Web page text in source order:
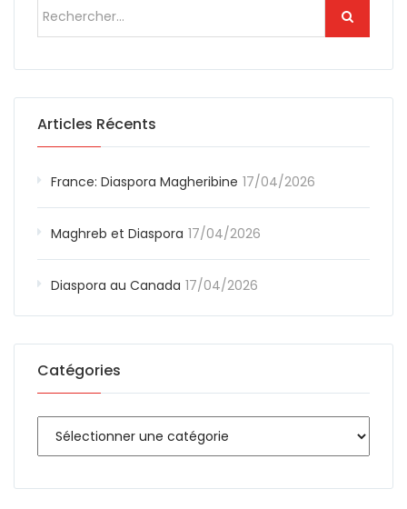
Articles Récents
France: Diaspora Magheribine 17/04/2026
Maghreb et Diaspora 17/04/2026
Diaspora au Canada 17/04/2026
Catégories